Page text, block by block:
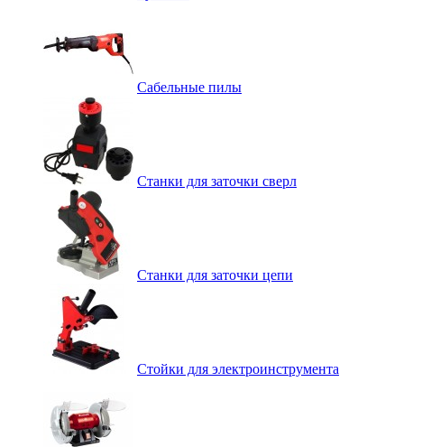
Сабельные пилы
Станки для заточки сверл
Станки для заточки цепи
Стойки для электроинструмента